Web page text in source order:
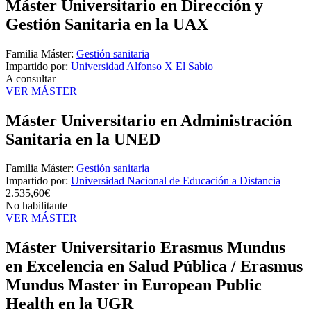
Máster Universitario en Dirección y
Gestión Sanitaria en la UAX
Familia Máster: Gestión sanitaria
Impartido por: Universidad Alfonso X El Sabio
A consultar
VER MÁSTER
Máster Universitario en Administración
Sanitaria en la UNED
Familia Máster: Gestión sanitaria
Impartido por: Universidad Nacional de Educación a Distancia
2.535,60€
No habilitante
VER MÁSTER
Máster Universitario Erasmus Mundus
en Excelencia en Salud Pública / Erasmus
Mundus Master in European Public
Health en la UGR